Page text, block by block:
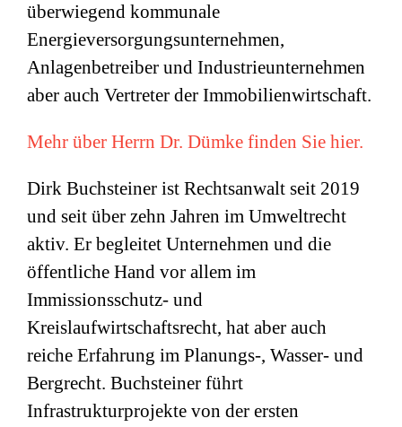
überwiegend kommunale
Energieversorgungsunternehmen,
Anlagenbetreiber und Industrieunternehmen
aber auch Vertreter der Immobilienwirtschaft.
Mehr über Herrn Dr. Dümke finden Sie hier.
Dirk Buchsteiner ist Rechtsanwalt seit 2019
und seit über zehn Jahren im Umweltrecht
aktiv. Er begleitet Unternehmen und die
öffentliche Hand vor allem im
Immissionsschutz- und
Kreislaufwirtschaftsrecht, hat aber auch
reiche Erfahrung im Planungs-, Wasser- und
Bergrecht. Buchsteiner führt
Infrastrukturprojekte von der ersten